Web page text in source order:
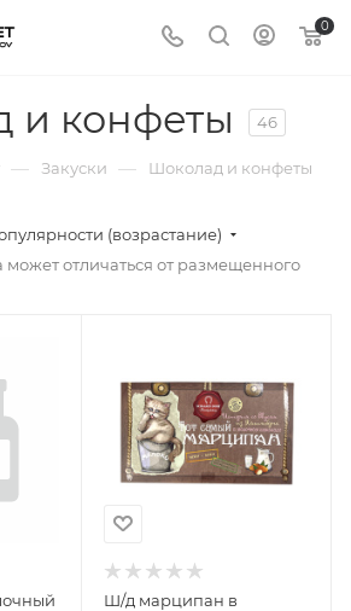
0
и конфеты 46
— Закуски — Шоколад и конфеты
(возрастание)
отличаться от размещенного
Ш/д марципан в